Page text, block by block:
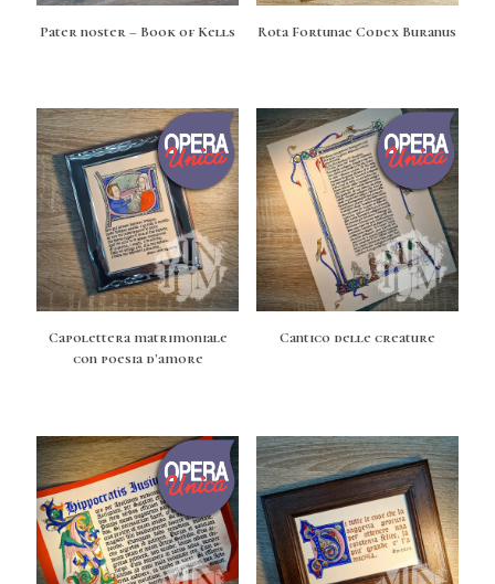
Pater noster – Book of Kells Rota Fortunae Codex Buranus
Capolettera matrimoniale
con poesia d’amore
Cantico delle creature